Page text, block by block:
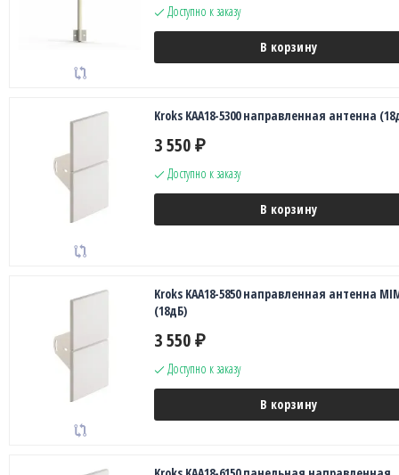
Доступно к заказу
В корзину
Kroks KAA18-5300 направленная антенна
3 550 ₽
Доступно к заказу
В корзину
Kroks KAA18-5850 направленная антенна
(18дБ)
3 550 ₽
Доступно к заказу
В корзину